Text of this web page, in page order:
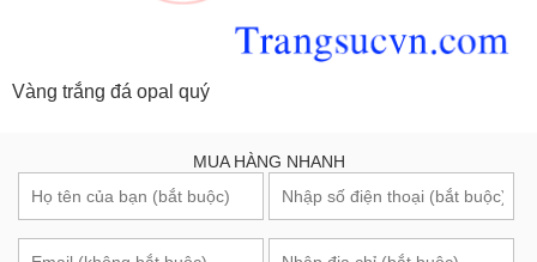
Vàng trắng đá opal quý
MUA HÀNG NHANH